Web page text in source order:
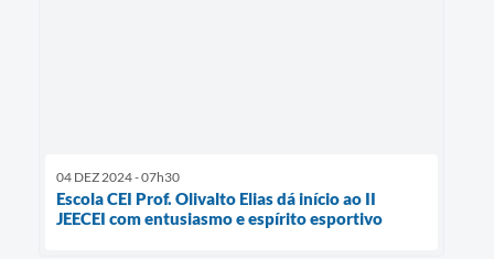
04 DEZ 2024 - 07h30
Escola CEI Prof. Olivalto Elias dá início ao II
JEECEI com entusiasmo e espírito esportivo